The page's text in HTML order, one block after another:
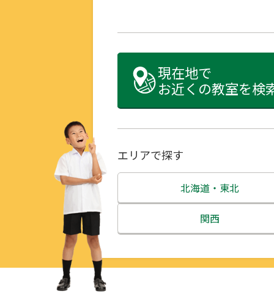
現在地で
お近くの教室を検
エリアで探す
北海道・東北
北海道
関西